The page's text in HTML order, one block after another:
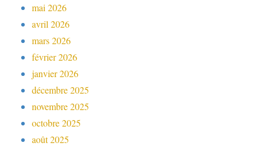
mai 2026
avril 2026
mars 2026
février 2026
janvier 2026
décembre 2025
novembre 2025
octobre 2025
août 2025